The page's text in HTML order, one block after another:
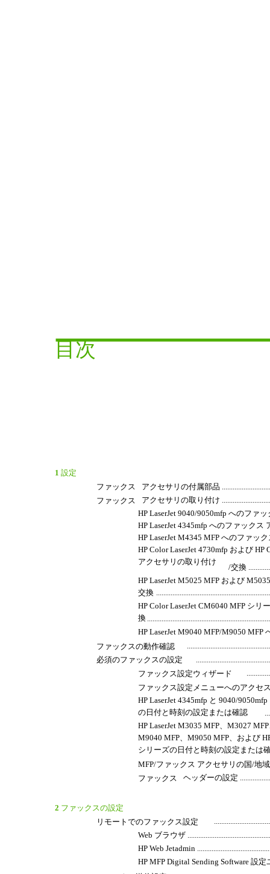
目次
1 設定
ファックス
アクセサリの付属部品
ファックス
アクセサリの取り付け
HP LaserJet 9040/9050mfp へのファ
HP LaserJet 4345mfp へのファックス
HP LaserJet M4345 MFP へのファッ
HP Color LaserJet 4730mfp および
アクセサリの取り付け
/交換
HP LaserJet M5025 MFP および
交換
HP Color LaserJet CM6040 MFP シ
換
HP LaserJet M9040 MFP/M9050
ファックスの動作確認
必須のファックスの設定
ファックス設定ウィザード
ファックス設定メニューへのアクセ
HP LaserJet 4345mfp と 9040/
の日付と時刻の設定または確認
HP LaserJet M3035 MFP、M3027
M9040 MFP、M9050 MFP、および
シリーズの日付と時刻の設定または
MFP/ファックス アクセサリの国/地域
ファックス
ヘッダーの設定
2 ファックスの設定
リモートでのファックス設定
Web ブラウザ
HP Web Jetadmin
HP MFP Digital Sending Software 設定